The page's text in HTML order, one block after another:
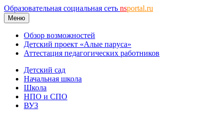
Образовательная социальная сеть nsportal.ru
Меню
Обзор возможностей
Детский проект «Алые паруса»
Аттестация педагогических работников
Детский сад
Начальная школа
Школа
НПО и СПО
ВУЗ